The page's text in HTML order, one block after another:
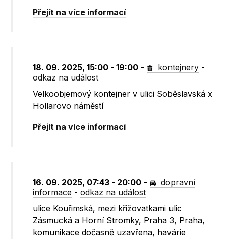
Přejít na více informací
18. 09. 2025, 15:00 - 19:00 - kontejnery -
odkaz na událost
Velkoobjemový kontejner v ulici Soběslavská x
Hollarovo náměstí
Přejít na více informací
16. 09. 2025, 07:43 - 20:00 -
dopravní
informace -odkaz na událost
ulice Kouřimská, mezi křižovatkami ulic
Zásmucká a Horní Stromky, Praha 3, Praha,
komunikace dočasně uzavřena, havárie